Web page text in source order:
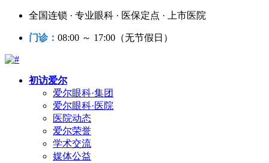
全国连锁 · 专业眼科 · 医保定点 · 上市医院
门诊： 08:00 ～ 17:00（无节假日）
初访爱尔
爱尔眼科·集团
爱尔眼科·医院
医院动态
爱尔荣誉
学术交流
媒体公益